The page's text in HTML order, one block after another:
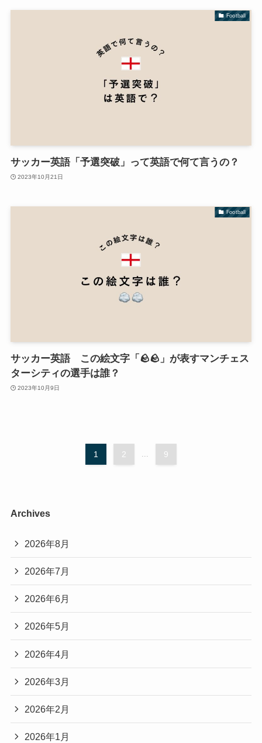
Football
サッカー英語「予選突破」って英語で何て言うの？
2023年10月21日
Football
サッカー英語 この絵文字「🪨🪨」が表すマンチェス
ターシティの選手は誰？
2023年10月9日
1 2 ... 9
Archives
2026年8月
2026年7月
2026年6月
2026年5月
2026年4月
2026年3月
2026年2月
2026年1月